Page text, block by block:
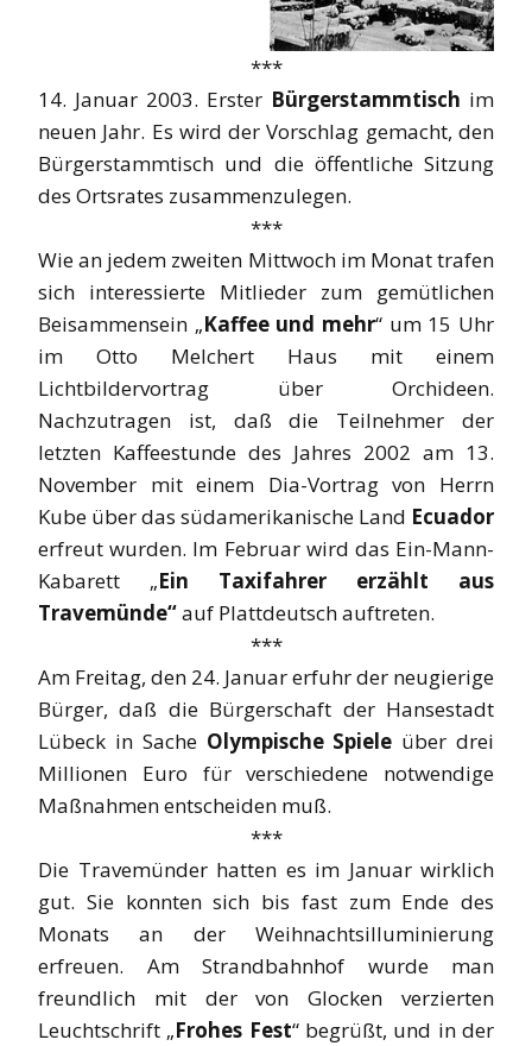
***
14. Januar 2003. Erster Bürgerstammtisch im
neuen Jahr. Es wird der Vorschlag gemacht, den
Bürgerstammtisch und die öffentliche Sitzung
des Ortsrates zusammenzulegen.
***
Wie an jedem zweiten Mittwoch im Monat trafen
sich interessierte Mitlieder zum gemütlichen
Beisammensein „Kaffee und mehr“ um 15 Uhr
im Otto Melchert Haus mit einem
Lichtbildervortrag über Orchideen.
Nachzutragen ist, daß die Teilnehmer der
letzten Kaffeestunde des Jahres 2002 am 13.
November mit einem Dia-Vortrag von Herrn
Kube über das südamerikanische Land Ecuador
erfreut wurden. Im Februar wird das Ein-Mann-
Kabarett „Ein Taxifahrer erzählt aus
Travemünde“auf Plattdeutsch auftreten.
***
Am Freitag, den 24. Januar erfuhr der neugierige
Bürger, daß die Bürgerschaft der Hansestadt
Lübeck in Sache Olympische Spiele über drei
Millionen Euro für verschiedene notwendige
Maßnahmen entscheiden muß.
***
Die Travemünder hatten es im Januar wirklich
gut. Sie konnten sich bis fast zum Ende des
Monats an der Weihnachtsilluminierung
erfreuen. Am Strandbahnhof wurde man
freundlich mit der von Glocken verzierten
Leuchtschrift „Frohes Fest“ begrüßt, und in der